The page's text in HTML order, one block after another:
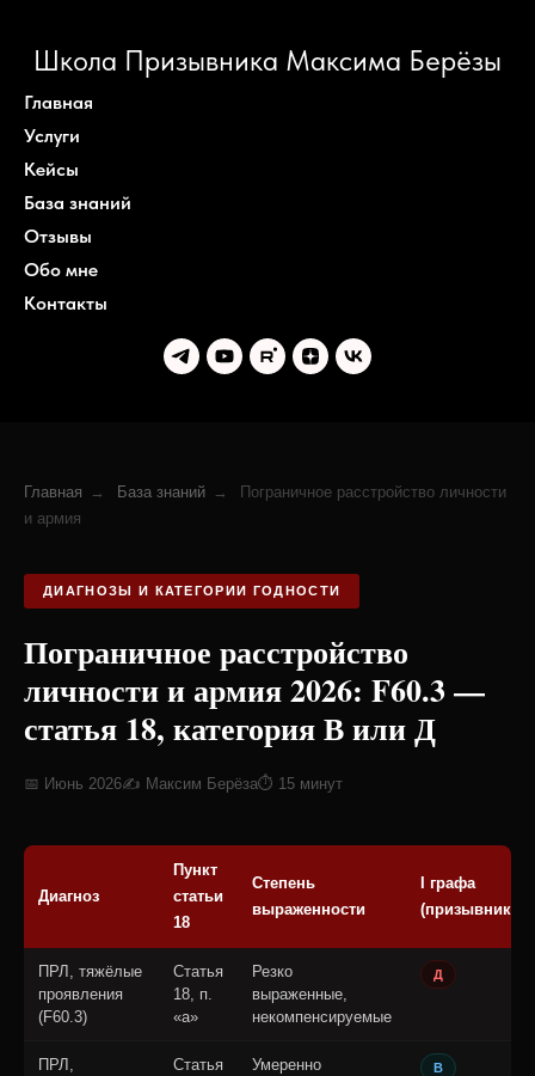
Школа Призывника Максима Берёзы
Главная
Услуги
Кейсы
База знаний
Отзывы
Обо мне
Контакты
Главная → База знаний →
Пограничное расстройство личности
и армия
ДИАГНОЗЫ И КАТЕГОРИИ ГОДНОСТИ
Пограничное расстройство
личности и армия 2026: F60.3 —
статья 18, категория В или Д
📅 Июнь 2026✍️ Максим Берёза⏱ 15 минут
Диагноз
Пункт
статьи
18
Степень
выраженности
I графа
(призывники)
ПРЛ, тяжёлые
проявления
(F60.3)
Статья
18, п.
«а»
Резко
выраженные,
некомпенсируемые
Д
ПРЛ,
Статья
Умеренно
В